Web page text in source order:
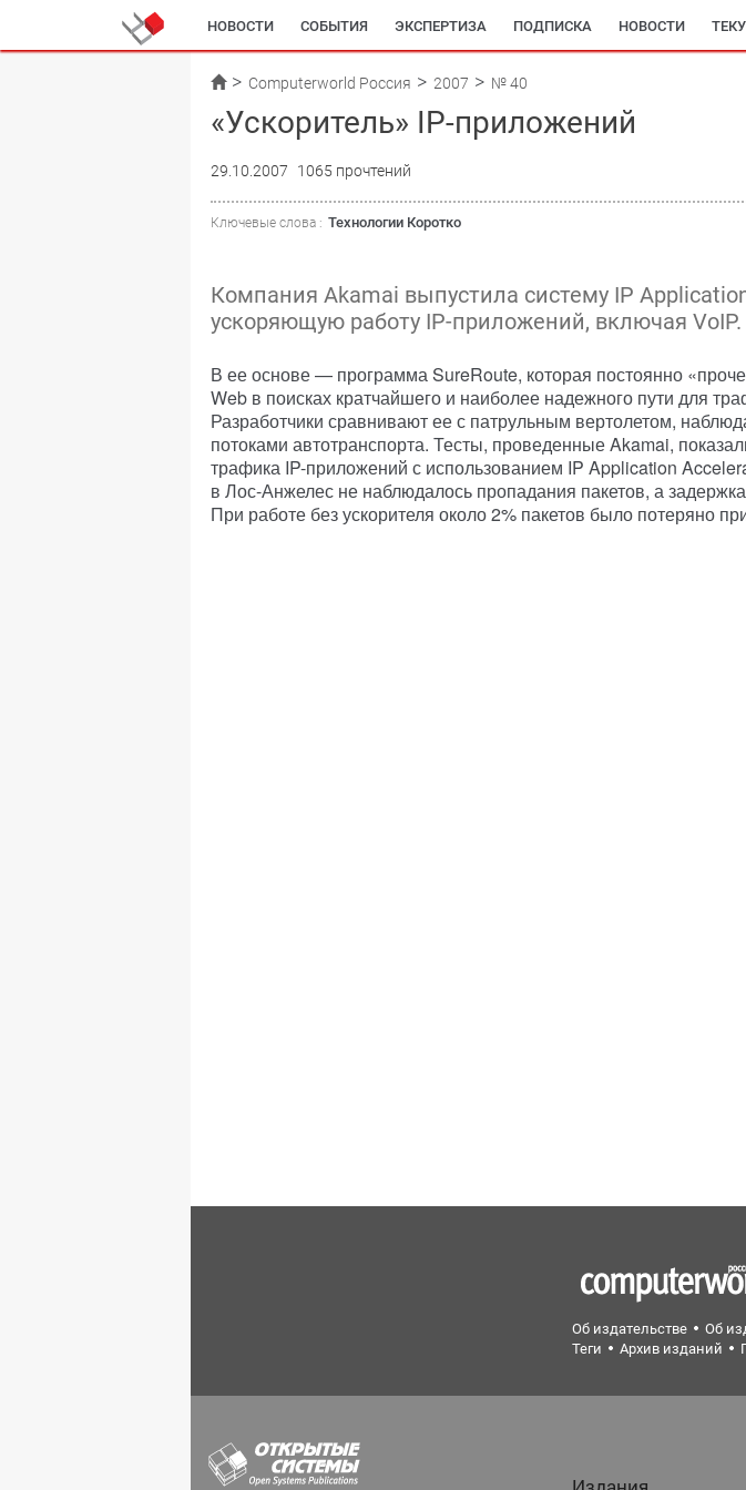
НОВОСТИ СОБЫТИЯ ЭКСПЕРТИЗА ПОДПИСКА НОВОСТИ
Computerworld Россия 2007 № 40
«Ускоритель» IP-приложений
29.10.2007 1065 прочтений
Ключевые слова : Технологии Коротко
Компания Akamai выпустила систему IP
ускоряющую работу IP-приложений, включая VoIP.
В ее основе — программа SureRoute, которая постоянно
Web в поисках кратчайшего и наиболее надежного пути для
Разработчики сравнивают ее с патрульным вертолетом,
потоками автотранспорта. Тесты, проведенные Akamai,
трафика IP-приложений с использованием IP Application
в Лос-Анжелес не наблюдалось пропадания пакетов, а
При работе без ускорителя около 2% пакетов было потеряно
Об издательстве Об
Теги
Архив изданий